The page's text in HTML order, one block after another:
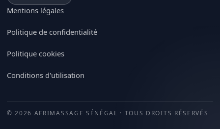
Mentions légales
Politique de confidentialité
Politique cookies
Conditions d'utilisation
© 2026 AFRIMASSAGE SÉNÉGAL · TOUS DROITS RÉSERVÉS